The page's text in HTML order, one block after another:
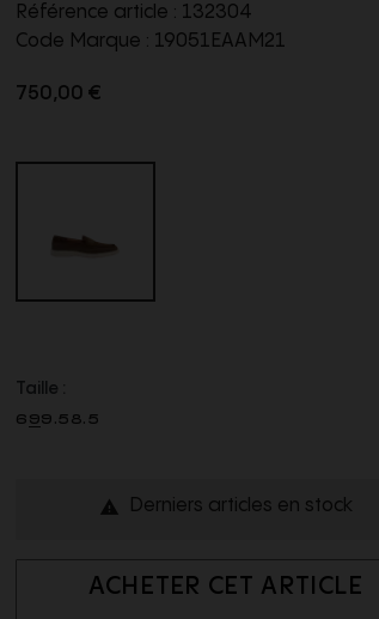
Référence article : 132304
Code Marque : 19051EAAM21
750,00 €
Taille :
699.58.5
 Derniers articles en stock
ACHETER CET ARTICLE